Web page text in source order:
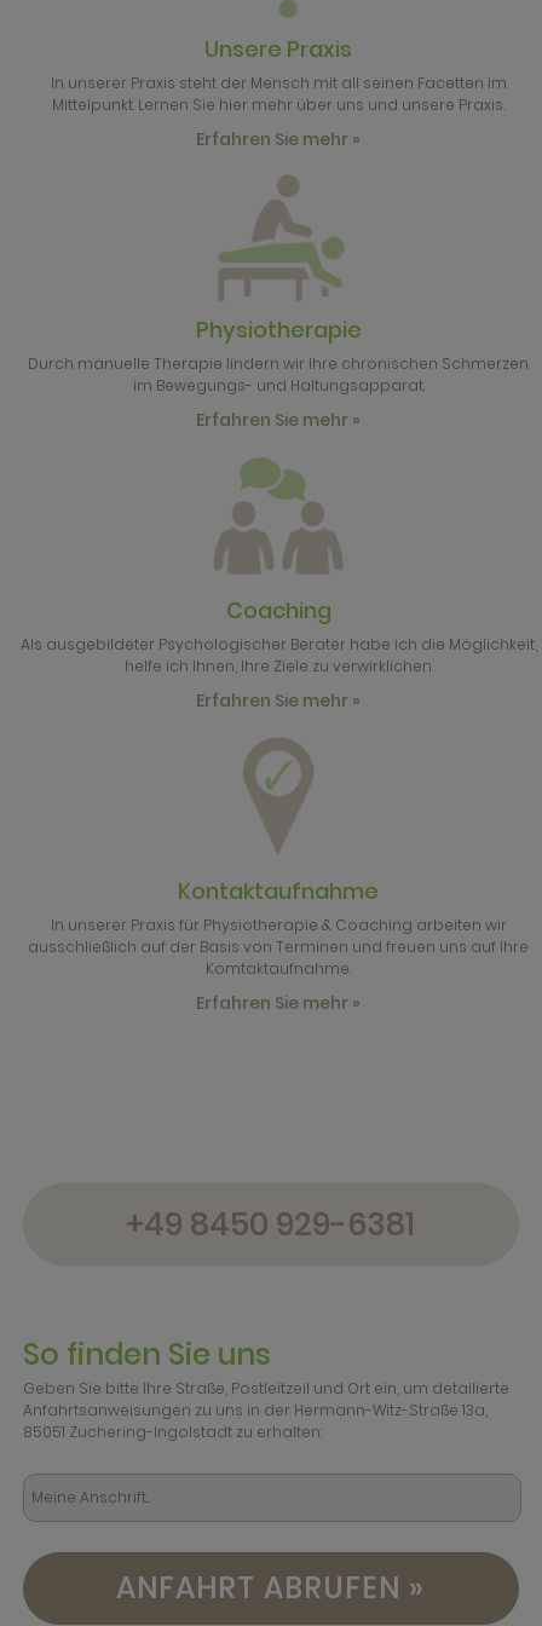
Unsere Praxis
In unserer Praxis steht der Mensch mit all seinen Facetten im
Mittelpunkt. Lernen Sie hier mehr über uns und unsere Praxis.
Erfahren Sie mehr »
Physiotherapie
Durch manuelle Therapie lindern wir Ihre chronischen Schmerzen
im Bewegungs- und Haltungsapparat.
Erfahren Sie mehr »
Coaching
Als ausgebildeter Psychologischer Berater habe ich die Möglichkeit,
helfe ich Ihnen, Ihre Ziele zu verwirklichen.
Erfahren Sie mehr »
Kontaktaufnahme
In unserer Praxis für Physiotherapie & Coaching arbeiten wir
ausschließlich auf der Basis von Terminen und freuen uns auf Ihre
Komtaktaufnahme.
Erfahren Sie mehr »
+49 8450 929-6381
So finden Sie uns
Geben Sie bitte Ihre Straße, Postleitzeil und Ort ein, um detailierte
Anfahrtsanweisungen zu uns in der Hermann-Witz-Straße 13a,
85051 Zuchering-Ingolstadt zu erhalten:
ANFAHRT ABRUFEN »